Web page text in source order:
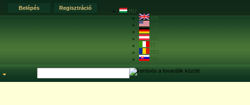
Belépés Regisztráció
HU
EN
US
DE
AU
IT
RO
SK